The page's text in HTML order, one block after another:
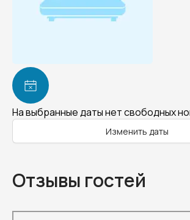
На выбранные даты нет свободных
Изменить даты
Отзывы гостей